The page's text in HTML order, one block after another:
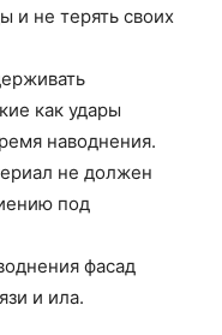
и не терять своих
как удары
наводнения.
не должен
под
фасад
и ила.